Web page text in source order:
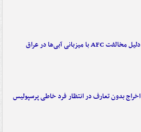
دلیل مخالفت AFC با میزبانی آبی‌ها در عراق
اخراج بدون تعارف در انتظار فرد خاطی پرسپولیس